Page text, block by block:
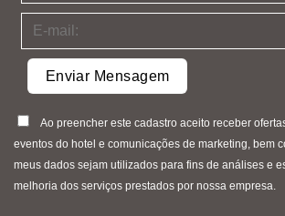
Ao preencher este cadastro aceito receber
eventos do hotel e comunicações de marketing, bem
meus dados sejam utilizados para fins de análises e
melhoria dos serviços prestados por nossa empresa.